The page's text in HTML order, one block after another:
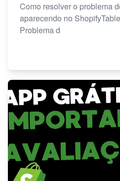
Como resolver o problema
aparecendo no
Problema d